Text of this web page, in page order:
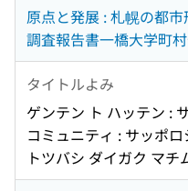
原点と発展 : 札幌の都
調査報告書一橋大学町
タイトルよみ
ゲンテン ト ハッテン :
コミュニティ : サッポ
トツバシ ダイガク マチ